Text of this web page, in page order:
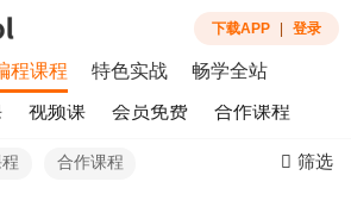
下载APP 登录
程课程 特色实战 畅学全站
视频课 会员免费 合作课程
合作课程 筛选